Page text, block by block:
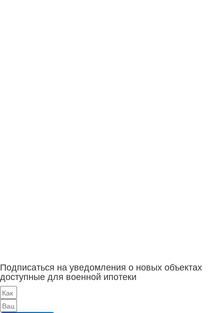
Подписаться на уведомления о новых объектах
доступные для военной ипотеки